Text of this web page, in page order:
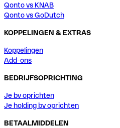
Qonto vs KNAB
Qonto vs GoDutch
KOPPELINGEN & EXTRAS
Koppelingen
Add-ons
BEDRIJFSOPRICHTING
Je bv oprichten
Je holding bv oprichten
BETAALMIDDELEN